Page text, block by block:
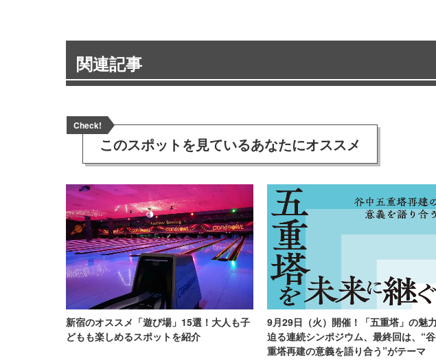
関連記事
Check!
このスポットを見ているあなたにオススメ
新宿のオススメ「遊び場」15選！大人も子
どもも楽しめるスポットを紹介
9月29日（火）開催！「五重塔」の魅
迫る連続シンポジウム、最終回は、“
重塔再建の意義を語り合う”がテーマ